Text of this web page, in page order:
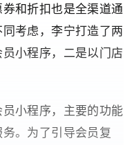
和折扣也是全渠道通
考虑，李宁打造了两
小程序，二是以门店
小程序，主要的功能
。为了引导会员复